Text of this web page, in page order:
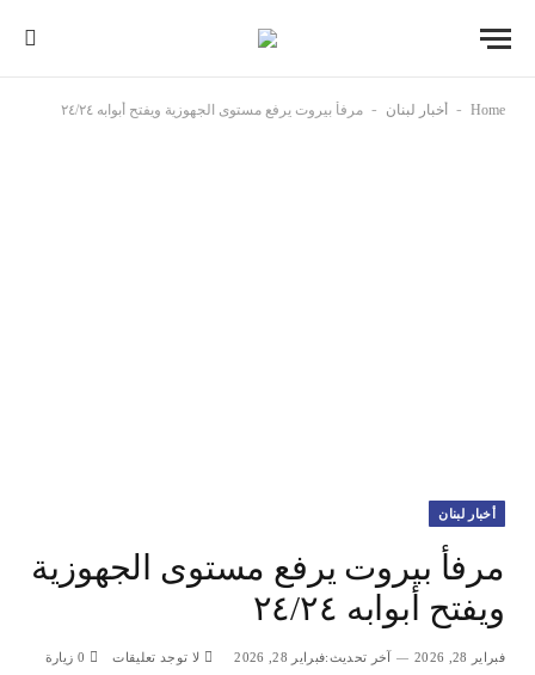
Home
- أخبار لبنان - مرفأ بيروت يرفع مستوى الجهوزية ويفتح أبوابه ٢٤/٢٤
أخبار لبنان
مرفأ بيروت يرفع مستوى الجهوزية
ويفتح أبوابه ٢٤/٢٤
فبراير 28, 2026 آخر تحديث:فبراير 28, 2026 لا توجد تعليقات 0 زيارة